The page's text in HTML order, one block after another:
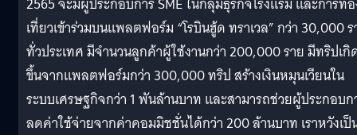
เที่ยวเข้าร่วมบนแพลตฟอร์ม “โรบินฮู้ด ทราเวล” กว่า 30,000
ทั่วประเทศ มีจำนวนลูกค้าผู้ใช้งานกว่า 200,000 ราย มีทริปเกิ
ขึ้นจากแพลตฟอร์มกว่า 300,000 ทริป สร้างเงินหมุนเวียนใน
ระบบเศรษฐกิจกว่า 1 พันล้านบาท และสามารถช่วยผู้ประกอบก
ลดค่าใช้จ่ายจากค่าคอมมิชชั่นได้กว่า 200 ล้านบาท เราหวังเป็